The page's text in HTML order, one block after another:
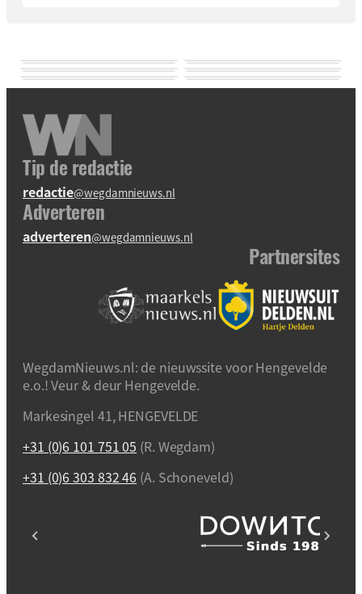
Tip de redactie
redactie@wegdamnieuws.nl
Adverteren
adverteren@wegdamnieuws.nl
Partnersites
WegdamNieuws.nl: de nieuwssite voor Hengevelde
e.o.! Veur & deur Hengevelde.
Markesingel 41, HENGEVELDE
+31 (0)6 101 751 05 (R. Wegdam)
+31 (0)6 303 832 46 (A. Schoneveld)